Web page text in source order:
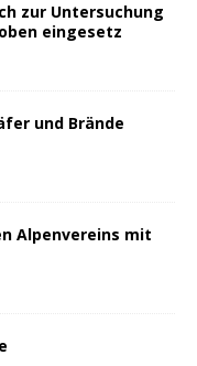
zur Untersuchung
eingesetz
und Brände
Alpenvereins mit